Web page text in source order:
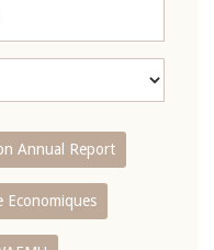
Annual Report
Economiques